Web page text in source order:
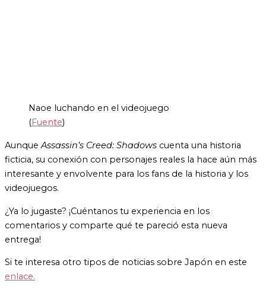
Naoe luchando en el videojuego
(Fuente)
AunqueAssassin’s Creed: Shadows cuenta una historia
ficticia, su conexión con personajes reales la hace aún más
interesante y envolvente para los fans de la historia y los
videojuegos.
¿Ya lo jugaste? ¡Cuéntanos tu experiencia en los
comentarios y comparte qué te pareció esta nueva
entrega!
Si te interesa otro tipos de noticias sobre Japón en este
enlace.